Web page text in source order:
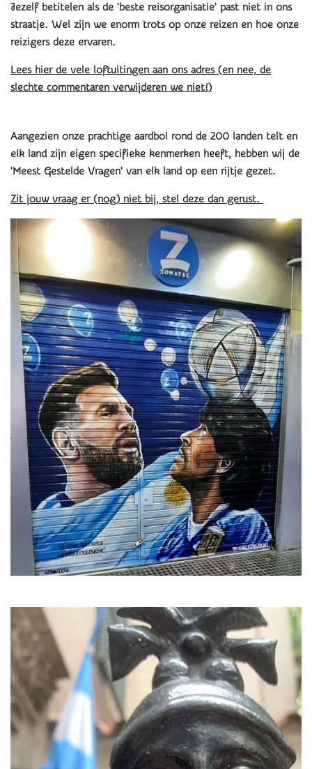
Jezelf betitelen als de 'beste reisorganisatie' past niet in ons
straatje. Wel zijn we enorm trots op onze reizen en hoe onze
reizigers deze ervaren.
Lees hier de vele loftuitingen aan ons adres (en nee, de
slechte commentaren verwijderen we niet!)
Aangezien onze prachtige aardbol rond de 200 landen telt en
elk land zijn eigen specifieke kenmerken heeft, hebben wij de
'Meest Gestelde Vragen' van elk land op een rijtje gezet.
Zit jouw vraag er (nog) niet bij, stel deze dan gerust.